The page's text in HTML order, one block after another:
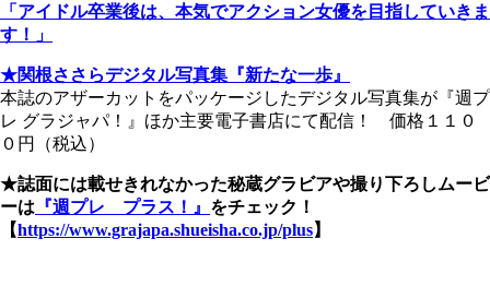
「アイドル卒業後は、本気でアクション女優を目指していきま
す！」
★関根ささらデジタル写真集『新たな一歩』
本誌のアザーカットをパッケージしたデジタル写真集が『週プ
レ グラジャパ！』ほか主要電子書店にて配信！ 価格１１０
０円（税込）
★誌面には載せきれなかった秘蔵グラビアや撮り下ろしムービ
ーは 『週プレ プラス！』 をチェック！
【https://www.grajapa.shueisha.co.jp/plus】